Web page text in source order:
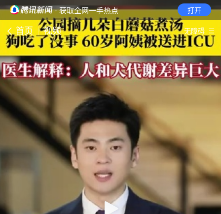
· 获取全网一手热点 打开
首页 视频 无障碍